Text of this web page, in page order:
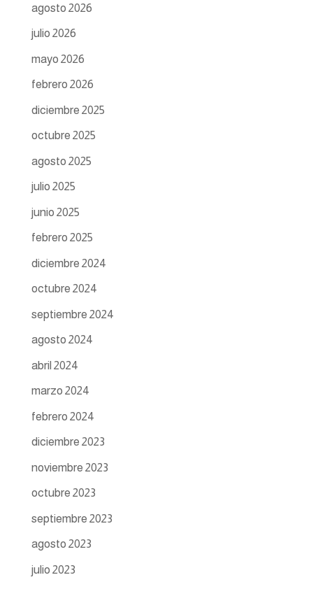
agosto 2026
julio 2026
mayo 2026
febrero 2026
diciembre 2025
octubre 2025
agosto 2025
julio 2025
junio 2025
febrero 2025
diciembre 2024
octubre 2024
septiembre 2024
agosto 2024
abril 2024
marzo 2024
febrero 2024
diciembre 2023
noviembre 2023
octubre 2023
septiembre 2023
agosto 2023
julio 2023